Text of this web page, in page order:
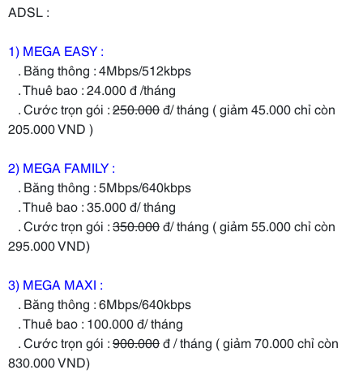
ADSL :
1) MEGA EASY :
. Băng thông : 4Mbps/512kbps
. Thuê bao : 24.000 đ /tháng
. Cước trọn gói :250.000đ/ tháng ( giảm 45.000 chỉ còn
205.000 VND )
2) MEGA FAMILY :
. Băng thông : 5Mbps/640kbps
. Thuê bao : 35.000 đ/ tháng
. Cước trọn gói :350.000đ/ tháng ( giảm 55.000 chỉ còn
295.000 VND)
3) MEGA MAXI :
. Băng thông : 6Mbps/640kbps
. Thuê bao : 100.000 đ/ tháng
. Cước trọn gói :900.000đ / tháng ( giảm 70.000 chỉ còn
830.000 VND)